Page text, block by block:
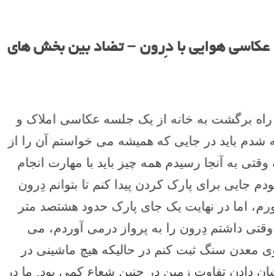
یک ماشین، گاهی دو تا، و گاهی یک گروه از آنها
چشمانم را به صفحه نمایش چسبانده بودم و منتظر
که من می خواستم وارد کادر شوند. همانطور که
بیشتر و رد نورهای طولانی تر را بدهم. در نهایت،
بودم که آنچه را می خواستم به دست آورده
عکس بالا را ویرایش کردم که ترکیبی از دو عکس
حذف شده است. وقتی کار تمام شد، می توانستم
۹۵% شبیه چیزی است که من قبل از بیرون رفتن برای
کرده بودم.